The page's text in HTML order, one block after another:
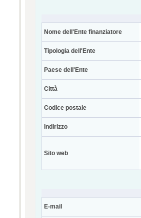
Nome dell'Ente finanziatore
Tipologia dell'Ente
Paese dell'Ente
Città
Codice postale
Indirizzo
Sito web
E-mail